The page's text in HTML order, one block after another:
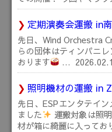
定期演奏会運搬 in
先日、Wind Orchestra
らの団体はティンパニ
おります
…
照明機材の運搬 in
先日、ESPエンタテイ
ました
運搬対象は照
材が箱に綺麗に入って